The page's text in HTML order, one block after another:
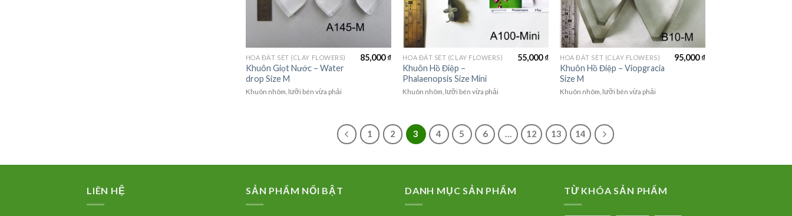
HOA ĐẤT SÉT (CLAY FLOWERS)
Khuôn Giọt Nước – Water
drop Size M
85,000₫
Khuôn nhôm, lưỡi bén vừa phải
HOA ĐẤT SÉT (CLAY FLOWERS)
Khuôn Hồ Điệp –
Phalaenopsis Size Mini
55,000₫
Khuôn nhôm, lưỡi bén vừa phải
HOA ĐẤT SÉT (CLAY FLOWERS)
Khuôn Hồ Điệp – Viopgracia
Size M
95,000₫
Khuôn nhôm, lưỡi bén vừa phải
1 2 3 4 5 6 … 12 13 14
LIÊN HỆ SẢN PHẨM NỔI BẬT DANH MỤC SẢN PHẨM TỪ KHÓA SẢN PHẨM